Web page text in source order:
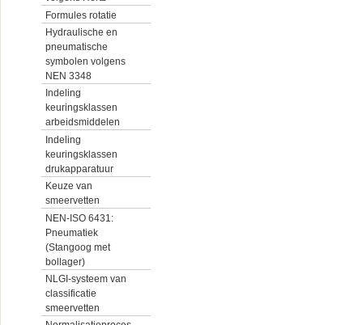
Formules rotatie
Hydraulische en
pneumatische
symbolen volgens
NEN 3348
Indeling
keuringsklassen
arbeidsmiddelen
Indeling
keuringsklassen
drukapparatuur
Keuze van
smeervetten
NEN-ISO 6431:
Pneumatiek
(Stangoog met
bollager)
NLGI-systeem van
classificatie
smeervetten